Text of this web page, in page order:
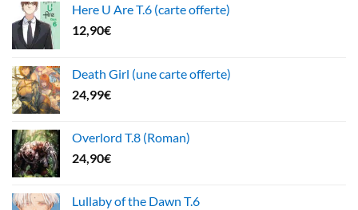
Here U Are T.6 (carte offerte)
12,90€
Death Girl (une carte offerte)
24,99€
Overlord T.8 (Roman)
24,90€
Lullaby of the Dawn T.6